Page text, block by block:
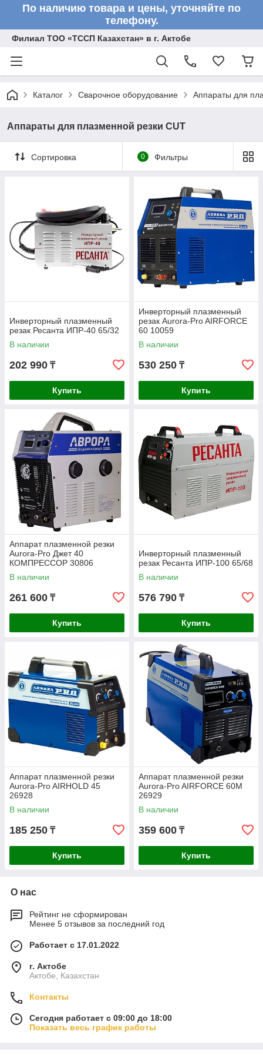
По наличию товара и цены, уточняйте по
телефону.
Филиал ТОО «ТССП Казахстан» в г. Актобе
Каталог Сварочное оборудование Аппараты для
Аппараты для плазменной резки CUT
Сортировка 0 Фильтры
Инверторный плазменный
резак Ресанта ИПР-40 65/32
В наличии
202 990 ₸
Купить
Инверторный плазменный
резак Aurora-Pro AIRFORCE
60 10059
В наличии
530 250 ₸
Купить
Аппарат плазменной резки
Aurora-Pro Джет 40
КОМПРЕССОР 30806
В наличии
261 600 ₸
Купить
Инверторный плазменный
резак Ресанта ИПР-100 65/68
В наличии
576 790 ₸
Купить
Аппарат плазменной резки
Aurora-Pro AIRHOLD 45
26928
В наличии
185 250 ₸
Купить
Аппарат плазменной резки
Aurora-Pro AIRFORCE 60М
26929
В наличии
359 600 ₸
Купить
О нас
Рейтинг не сформирован
Менее 5 отзывов за последний год
Работает с 17.01.2022
г. Актобе
Актобе, Казахстан
Контакты
Сегодня работает с 09:00 до 18:00
Показать весь график работы